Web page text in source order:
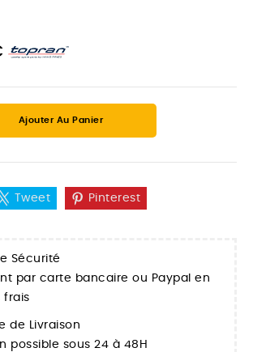
Ajouter Au Panier
Tweet Pinterest
Sécurité
par carte bancaire ou Paypal en
frais
de Livraison
possible sous 24 à 48H